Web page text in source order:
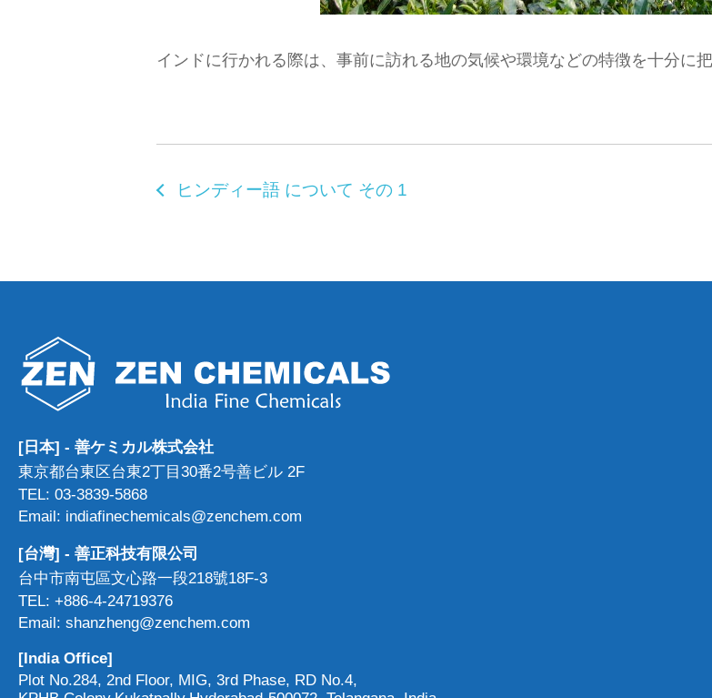
インドに行かれる際は、事前に訪れる地の気候や環境などの特徴を十分に
ヒンディー語 について その 1
[日本] - 善ケミカル株式会社
東京都台東区台東2丁目30番2号善ビル 2F
TEL: 03-3839-5868
Email: indiafinechemicals@zenchem.com
[台灣] - 善正科技有限公司
台中市南屯區文心路一段218號18F-3
TEL: +886-4-24719376
Email: shanzheng@zenchem.com
[India Office]
Plot No.284, 2nd Floor, MIG, 3rd Phase, RD No.4,